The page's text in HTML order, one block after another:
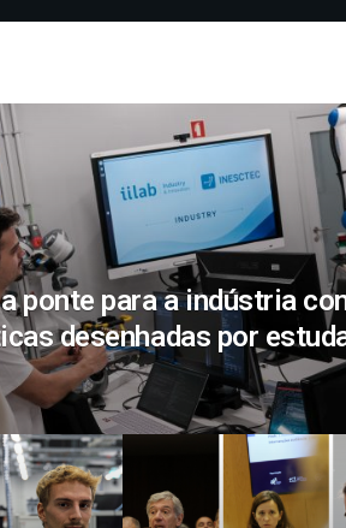
ponte para a indústria
desenhadas por